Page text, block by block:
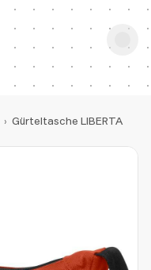
› Gürteltasche LIBERTA